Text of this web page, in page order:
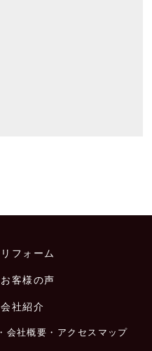
リフォーム
お客様の声
会社紹介
会社概要・アクセスマップ